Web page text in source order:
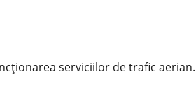
serviciilor de trafic